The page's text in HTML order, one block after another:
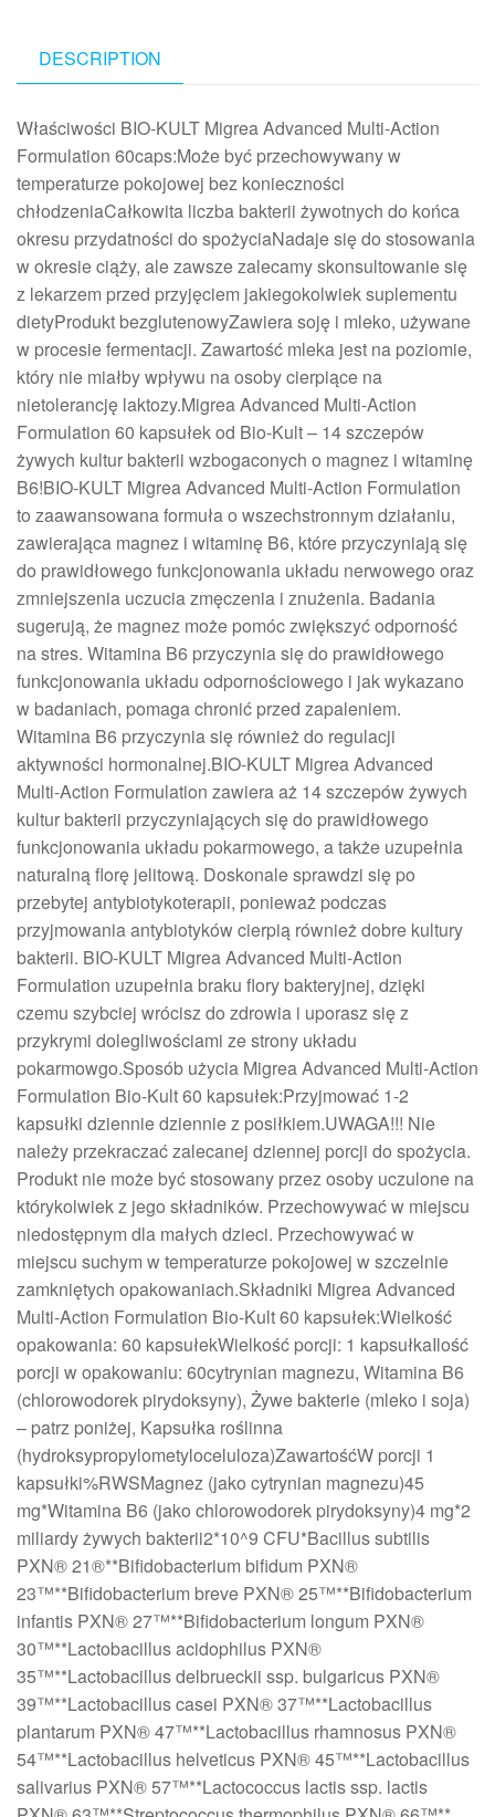
DESCRIPTION
Właściwości BIO-KULT Migrea Advanced Multi-Action
Formulation 60caps:Może być przechowywany w
temperaturze pokojowej bez konieczności
chłodzeniaCałkowita liczba bakterii żywotnych do końca
okresu przydatności do spożyciaNadaje się do stosowania
w okresie ciąży, ale zawsze zalecamy skonsultowanie się
z lekarzem przed przyjęciem jakiegokolwiek suplementu
dietyProdukt bezglutenowyZawiera soję i mleko, używane
w procesie fermentacji. Zawartość mleka jest na poziomie,
który nie miałby wpływu na osoby cierpiące na
nietolerancję laktozy.Migrea Advanced Multi-Action
Formulation 60 kapsułek od Bio-Kult – 14 szczepów
żywych kultur bakterii wzbogaconych o magnez i witaminę
B6!BIO-KULT Migrea Advanced Multi-Action Formulation
to zaawansowana formuła o wszechstronnym działaniu,
zawierająca magnez i witaminę B6, które przyczyniają się
do prawidłowego funkcjonowania układu nerwowego oraz
zmniejszenia uczucia zmęczenia i znużenia. Badania
sugerują, że magnez może pomóc zwiększyć odporność
na stres. Witamina B6 przyczynia się do prawidłowego
funkcjonowania układu odpornościowego i jak wykazano
w badaniach, pomaga chronić przed zapaleniem.
Witamina B6 przyczynia się również do regulacji
aktywności hormonalnej.BIO-KULT Migrea Advanced
Multi-Action Formulation zawiera aż 14 szczepów żywych
kultur bakterii przyczyniających się do prawidłowego
funkcjonowania układu pokarmowego, a także uzupełnia
naturalną florę jelitową. Doskonale sprawdzi się po
przebytej antybiotykoterapii, ponieważ podczas
przyjmowania antybiotyków cierpią również dobre kultury
bakterii. BIO-KULT Migrea Advanced Multi-Action
Formulation uzupełnia braku flory bakteryjnej, dzięki
czemu szybciej wrócisz do zdrowia i uporasz się z
przykrymi dolegliwościami ze strony układu
pokarmowgo.Sposób użycia Migrea Advanced Multi-Action
Formulation Bio-Kult 60 kapsułek:Przyjmować 1-2
kapsułki dziennie dziennie z posiłkiem.UWAGA!!! Nie
należy przekraczać zalecanej dziennej porcji do spożycia.
Produkt nie może być stosowany przez osoby uczulone na
którykolwiek z jego składników. Przechowywać w miejscu
niedostępnym dla małych dzieci. Przechowywać w
miejscu suchym w temperaturze pokojowej w szczelnie
zamkniętych opakowaniach.Składniki Migrea Advanced
Multi-Action Formulation Bio-Kult 60 kapsułek:Wielkość
opakowania: 60 kapsułekWielkość porcji: 1 kapsułkaIlość
porcji w opakowaniu: 60cytrynian magnezu, Witamina B6
(chlorowodorek pirydoksyny), Żywe bakterie (mleko i soja)
– patrz poniżej, Kapsułka roślinna
(hydroksypropylometyloceluloza)ZawartośćW porcji 1
kapsułki%RWSMagnez (jako cytrynian magnezu)45
mg*Witamina B6 (jako chlorowodorek pirydoksyny)4 mg*2
miliardy żywych bakterii2*10^9 CFU*Bacillus subtilis
PXN® 21®**Bifidobacterium bifidum PXN®
23™**Bifidobacterium breve PXN® 25™**Bifidobacterium
infantis PXN® 27™**Bifidobacterium longum PXN®
30™**Lactobacillus acidophilus PXN®
35™**Lactobacillus delbrueckii ssp. bulgaricus PXN®
39™**Lactobacillus casei PXN® 37™**Lactobacillus
plantarum PXN® 47™**Lactobacillus rhamnosus PXN®
54™**Lactobacillus helveticus PXN® 45™**Lactobacillus
salivarius PXN® 57™**Lactococcus lactis ssp. lactis